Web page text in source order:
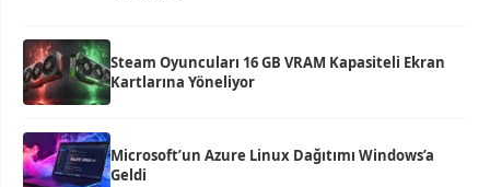
Steam Oyuncuları 16 GB VRAM Kapasiteli Ekran
Kartlarına Yöneliyor
Microsoft’un Azure Linux Dağıtımı Windows’a
Geldi